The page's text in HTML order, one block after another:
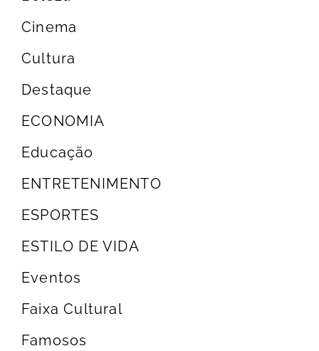
Cinema
Cultura
Destaque
ECONOMIA
Educação
ENTRETENIMENTO
ESPORTES
ESTILO DE VIDA
Eventos
Faixa Cultural
Famosos